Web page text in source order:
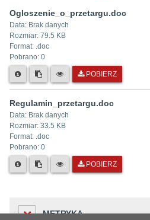
Ogloszenie_o_przetargu.doc
Data: Brak danych
Rozmiar: 79.5 KB
Format: .doc
Pobrano: 0
POBIERZ
Regulamin_przetargu.doc
Data: Brak danych
Rozmiar: 33.5 KB
Format: .doc
Pobrano: 0
POBIERZ
METRYKA